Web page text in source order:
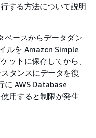
する方法について説明
ベースからデータダン
ルを Amazon Simple
ットに保存してから、
タンスにデータを復
に AWS Database
用すると制限が発生